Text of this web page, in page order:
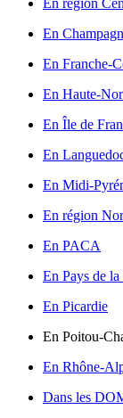
En
En Franche-
En Haute-
En Île de
En
En Midi-
En région
En PACA
En Pays de
En Picardie
En Poitou-
En Rhône-
Dans les